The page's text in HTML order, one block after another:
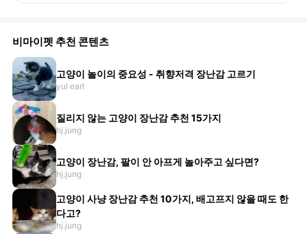
비마이펫 추천 콘텐츠
고양이 놀이의 중요성 - 취향저격 장난감 고르기
yul earl
질리지 않는 고양이 장난감 추천 15가지
hj.jung
고양이 장난감, 팔이 안 아프게 놀아주고 싶다면?
hj.jung
고양이 사냥 장난감 추천 10가지, 배고프지 않을 때도 한
다고?
hj.jung